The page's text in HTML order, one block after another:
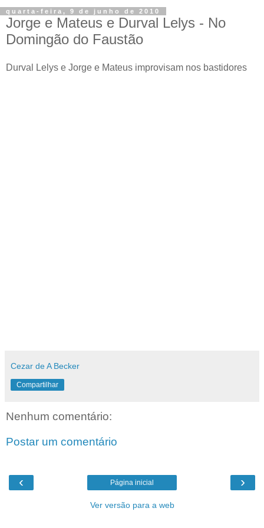
quarta-feira, 9 de junho de 2010
Jorge e Mateus e Durval Lelys - No
Domingão do Faustão
Durval Lelys e Jorge e Mateus improvisam nos bastidores
Cezar de A Becker
Compartilhar
Nenhum comentário:
Postar um comentário
‹ ›
Página inicial
Ver versão para a web